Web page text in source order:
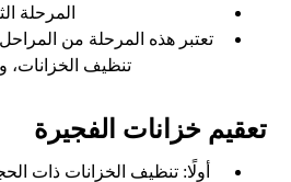
المرحلة
تعتبر هذه المرحلة من
تنظيف الخزانات،
تعقيم خزانات الفجيرة
أولًا: تنظيف الخزانات ذات